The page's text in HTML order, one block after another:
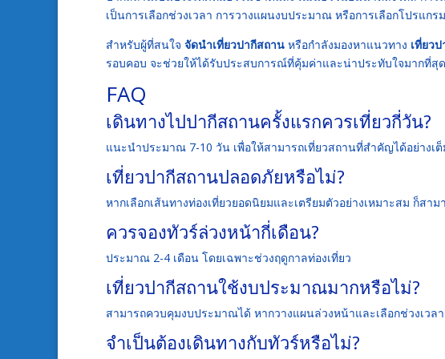
เป็นการเลือกช่วงเวลา การวางแผนงบประมาณ หรือการเลือกโปรแกรม
สำหรับผู้ที่สนใจ จัดนำเที่ยวปากีสถาน หรือกำลังมองหาแนวทาง เที่ยว
รอบคอบ จะช่วยให้ได้รับประสบการณ์ที่คุ้มค่าและน่าประทับใจมากที่สุด
FAQ
เดินทางไปปากีสถานครั้งแรกควรเที่ยวกี่วัน?
แนะนำประมาณ 7-10 วัน เพื่อให้สามารถเที่ยวสถานที่สำคัญได้อย่างเ
เที่ยวปากีสถานปลอดภัยหรือไม่?
หากเลือกเส้นทางท่องเที่ยวยอดนิยมและเตรียมตัวอย่างเหมาะสม ก็สา
ควรจองทัวร์ล่วงหน้ากี่เดือน?
ประมาณ 2-4 เดือน โดยเฉพาะช่วงฤดูกาลท่องเที่ยว
เที่ยวปากีสถานใช้งบประมาณมากหรือไม่?
สามารถควบคุมงบประมาณได้ หากวางแผนล่วงหน้าและเลือกช่วงเวล
จำเป็นต้องเดินทางกับทัวร์หรือไม่?